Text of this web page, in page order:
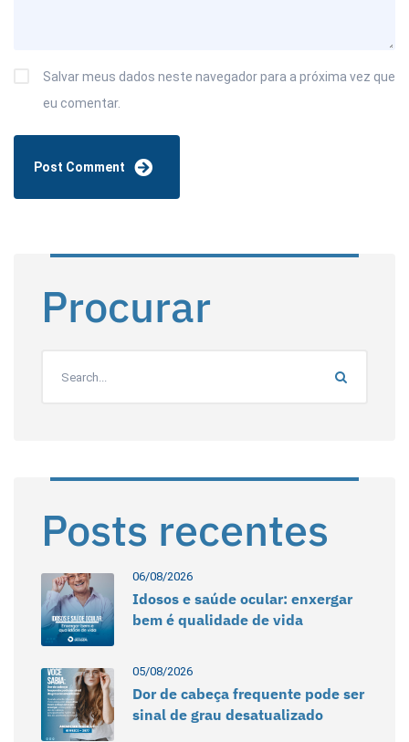
Salvar meus dados neste navegador para a próxima vez que
eu comentar.
Procurar
Posts recentes
06/08/2026
Idosos e saúde ocular: enxergar
bem é qualidade de vida
05/08/2026
Dor de cabeça frequente pode ser
sinal de grau desatualizado